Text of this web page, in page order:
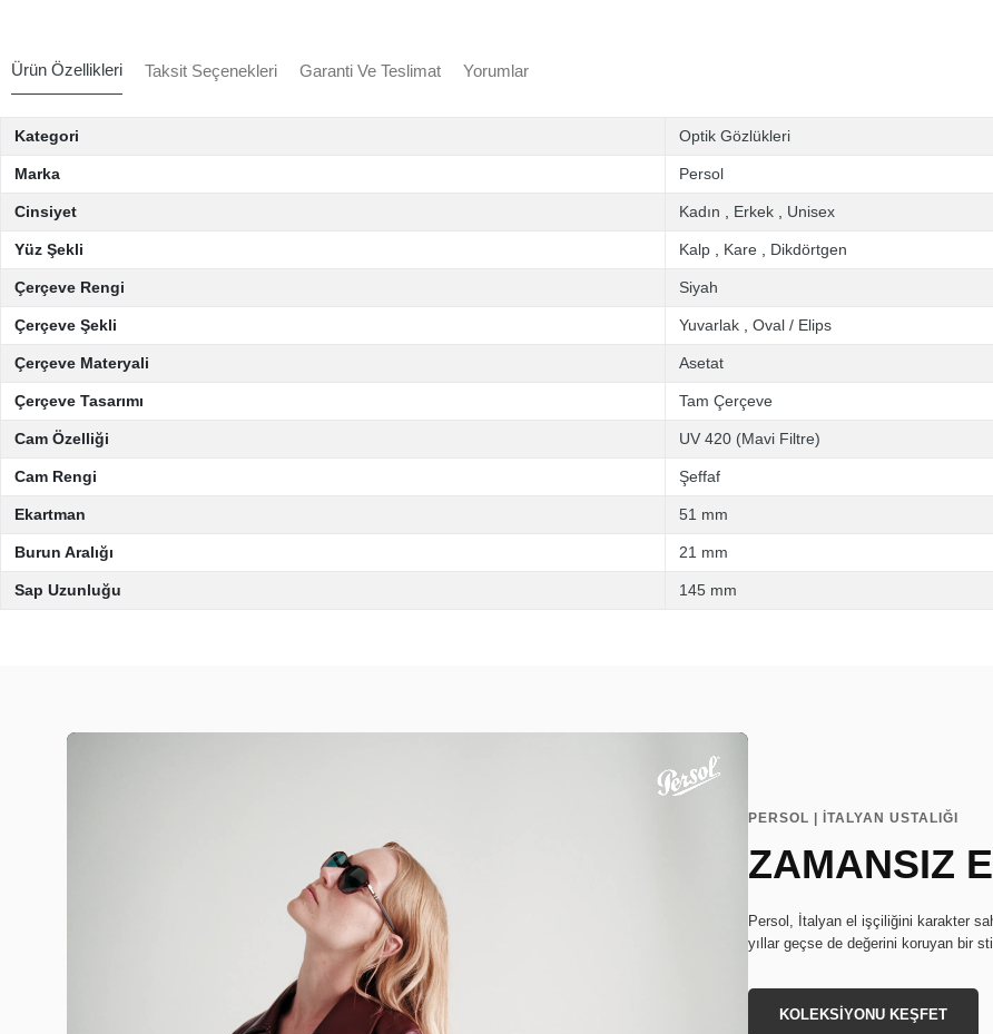
Ürün Özellikleri Taksit Seçenekleri Garanti Ve Teslimat Yorumlar
Kategori Optik Gözlükleri
Marka Persol
Cinsiyet Kadın Erkek Unisex
Yüz Şekli Kalp Kare Dikdörtgen
Çerçeve Rengi Siyah
Çerçeve Şekli Yuvarlak Oval / Elips
Çerçeve Materyali Asetat
Çerçeve Tasarımı Tam Çerçeve
Cam Özelliği UV 420 (Mavi Filtre)
Cam Rengi Şeffaf
Ekartman 51 mm
Burun Aralığı 21 mm
Sap Uzunluğu 145 mm
PERSOL | İTALYAN USTALIĞI
ZAMANSIZ
Persol, İtalyan el işçiliğini karakter
yıllar geçse de değerini koruyan bir
KOLEKSİYONU KEŞFET